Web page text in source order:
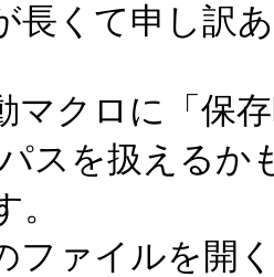
長くて申し訳
マクロに「保
スを扱えるか
。
ファイルを開